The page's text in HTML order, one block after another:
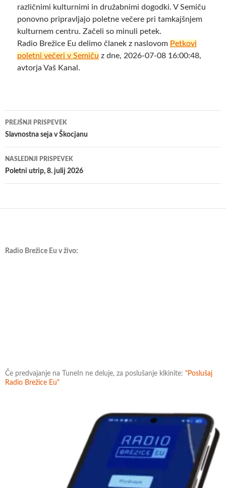
različnimi kulturnimi in družabnimi dogodki. V Semiču
ponovno pripravljajo poletne večere pri tamkajšnjem
kulturnem centru. Začeli so minuli petek.
Radio Brežice Eu delimo članek z naslovom Petkovi
poletni večeri v Semiču z dne, 2026-07-08 16:00:48,
avtorja Vaš Kanal.
Krmarjenje
po
prispevkih
PREJŠNJI PRISPEVEK
Slavnostna seja v Škocjanu
NASLEDNJI PRISPEVEK
Poletni utrip, 8. julij 2026
Radio Brežice Eu v živo:
Če predvajanje na TuneIn ne deluje, za poslušanje klkinite: "Poslušaj
Radio Brežice Eu"